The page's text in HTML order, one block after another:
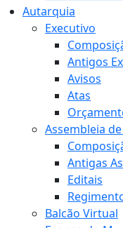
Autarquia
Executivo
Antigos
Avisos
Atas
Assembleia
Antigas
Editais
Balcão Virtual